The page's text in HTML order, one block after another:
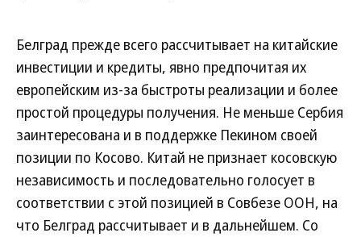
Белград прежде всего рассчитывает на китайские
инвестиции и кредиты, явно предпочитая их
европейским из-за быстроты реализации и более
простой процедуры получения. Не меньше Сербия
заинтересована и в поддержке Пекином своей
позиции по Косово. Китай не признает косовскую
независимость и последовательно голосует в
соответствии с этой позицией в Совбезе ООН, на
что Белград рассчитывает и в дальнейшем. Со